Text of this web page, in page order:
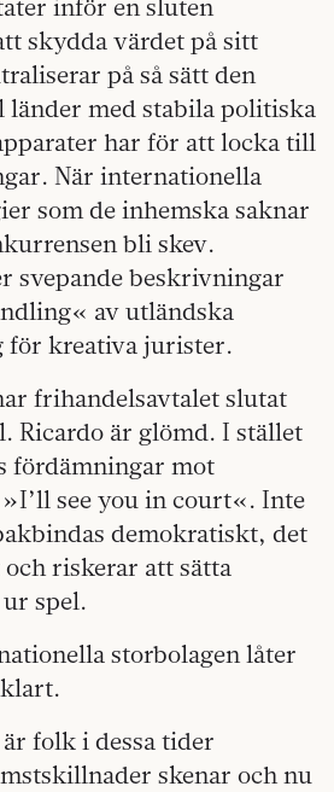
inför en sluten
skydda värdet på sitt
på så sätt den
med stabila politiska
har för att locka till
När internationella
som de inhemska saknar
bli skev.
svepande beskrivningar
av utländska
för kreativa jurister.
frihandelsavtalet slutat
Ricardo är glömd. I stället
fördämningar mot
see you in court«. Inte
demokratiskt, det
riskerar att sätta
spel.
storbolagen låter
folk i dessa tider
skenar och nu